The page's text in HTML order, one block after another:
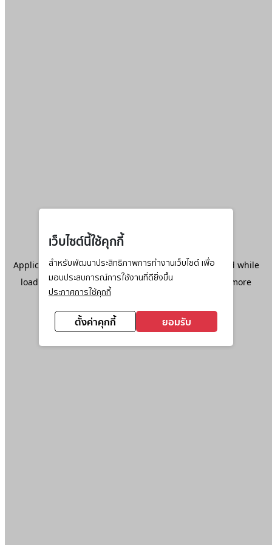
เว็บไซต์นี้ใช้คุกกี้
สำหรับพัฒนาประสิทธิภาพการทำงานเว็บไซต์ เพื่อ
มอบประสบการณ์การใช้งานที่ดียิ่งขึ้น
ประกาศการใช้คุกกี้
ตั้งค่าคุกกี้ ยอมรับ
Application error: aclient-side exception has occurred while
loadingwww.ktc.co.th(see the browser console
for more
information).